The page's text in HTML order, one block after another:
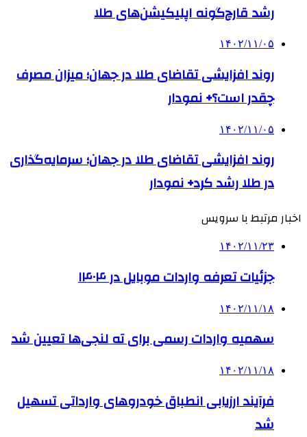
رشد قارچ‌گونه اپلیکیشن‌های طلا
۱۴۰۲/۱۱/۰۵
روند افزایشی تقاضای طلا در جهان؛ میزان مصرف
چقدر است؟+ نمودار
۱۴۰۲/۱۱/۰۵
روند افزایشی تقاضای طلا در جهان؛ سرمایه‌گذاری
در طلا رشد کرد+ نمودار
اخبار مرتبط با سرویس
۱۴۰۲/۱۱/۲۳
جزئیات تعرفه واردات موبایل در ۱۴۰۴
۱۴۰۲/۱۱/۱۸
سهمیه واردات رسمی برای ته لنجی‌ها تعیین شد
۱۴۰۲/۱۱/۱۸
فرآیند ارزیابی انطباق خودروهای وارداتی تسهیل
شد